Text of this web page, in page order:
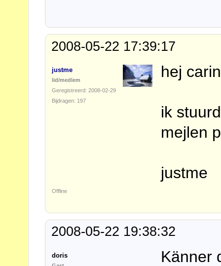
2008-05-22 17:39:17
justme
lid/medlem
Geregistreerd: 2008-02-29
Bijdragen: 197
hej carin
ik
mejlen
justme
Offline
2008-05-22 19:38:32
doris Känner